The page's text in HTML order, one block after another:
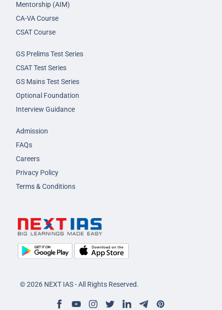
Mentorship (AIM)
CA-VA Course
CSAT Course
GS Prelims Test Series
CSAT Test Series
GS Mains Test Series
Optional Foundation
Interview Guidance
Admission
FAQs
Careers
Privacy Policy
Terms & Conditions
© 2026 NEXT IAS - All Rights Reserved.